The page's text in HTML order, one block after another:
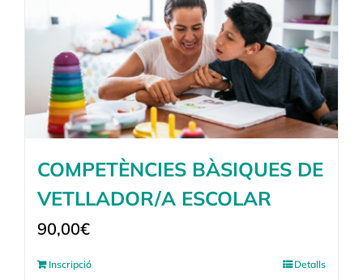
COMPETÈNCIES BÀSIQUES DE
VETLLADOR/A ESCOLAR
90,00€
Inscripció Detalls